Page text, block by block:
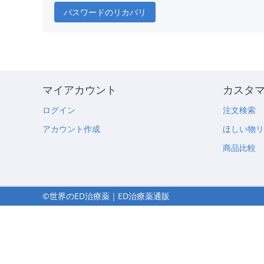
パスワードのリカバリ
マイアカウント
ログイン
アカウント作成
カスタ
注文検索
ほしい物
商品比較
©世界のED治療薬｜ED治療薬通販